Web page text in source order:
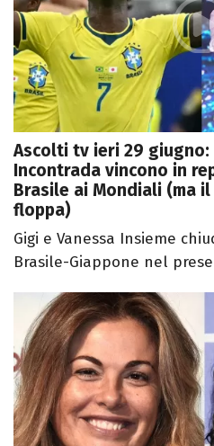
Ascolti tv ieri 29 giugno:
Incontrada vincono in
Brasile ai Mondiali (ma
floppa)
Gigi e Vanessa Insieme
Brasile-Giappone nel